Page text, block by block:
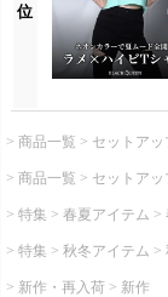
位
商品一覧 セットアッ
商品一覧 セットアッ
特集 春夏アイテム
特集 秋冬アイテム
新作・再入荷 新作